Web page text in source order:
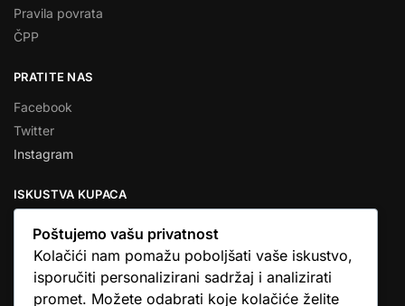
Pravila povrata
ČPP
PRATITE NAS
Facebook
Twitter
Instagram
ISKUSTVA KUPACA
★★★★★
Poštujemo vašu privatnost
Kolačići nam pomažu poboljšati vaše iskustvo,
isporučiti personalizirani sadržaj i analizirati
promet. Možete odabrati koje kolačiće želite